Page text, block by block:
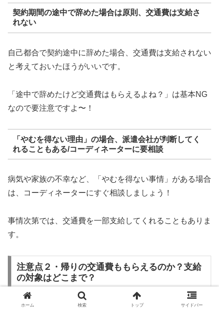
契約期間の途中で辞めた場合は原則、交通費は支給さ
れない
自己都合で契約途中に辞めた場合、交通費は支給されない
と考えておいたほうがいいです。
「途中で辞めたけど交通費はもらえるよね？」は基本NG
なので要注意ですよ〜！
「やむを得ない理由」の場合、派遣会社が判断してく
れることもある/コーディネーターに要相談
病気や家族の不幸など、「やむを得ない事情」がある場合
は、コーディネーターにすぐ相談しましょう！
事情次第では、交通費を一部支給してくれることもありま
す。
注意点２・帰りの交通費ももらえるのか？支給
の対象はどこまで？
ホーム 検索 トップ サイドバー